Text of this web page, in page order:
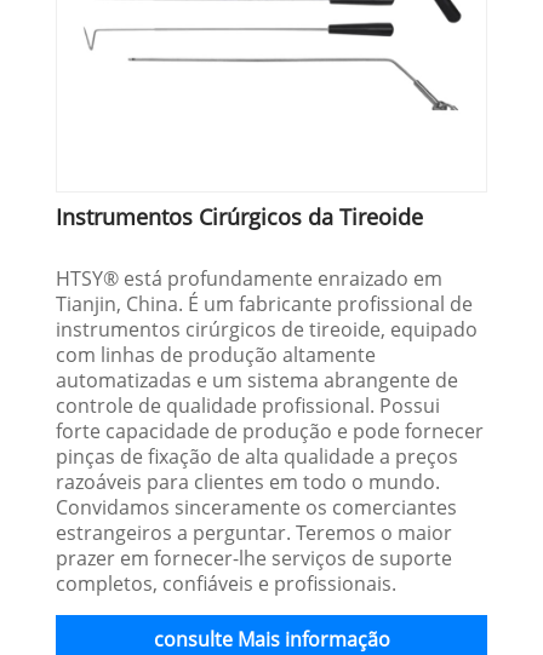
Instrumentos Cirúrgicos da Tireoide
HTSY® está profundamente enraizado em
Tianjin, China. É um fabricante profissional de
instrumentos cirúrgicos de tireoide, equipado
com linhas de produção altamente
automatizadas e um sistema abrangente de
controle de qualidade profissional. Possui
forte capacidade de produção e pode fornecer
pinças de fixação de alta qualidade a preços
razoáveis ​​para clientes em todo o mundo.
Convidamos sinceramente os comerciantes
estrangeiros a perguntar. Teremos o maior
prazer em fornecer-lhe serviços de suporte
completos, confiáveis ​​e profissionais.
consulte Mais informação